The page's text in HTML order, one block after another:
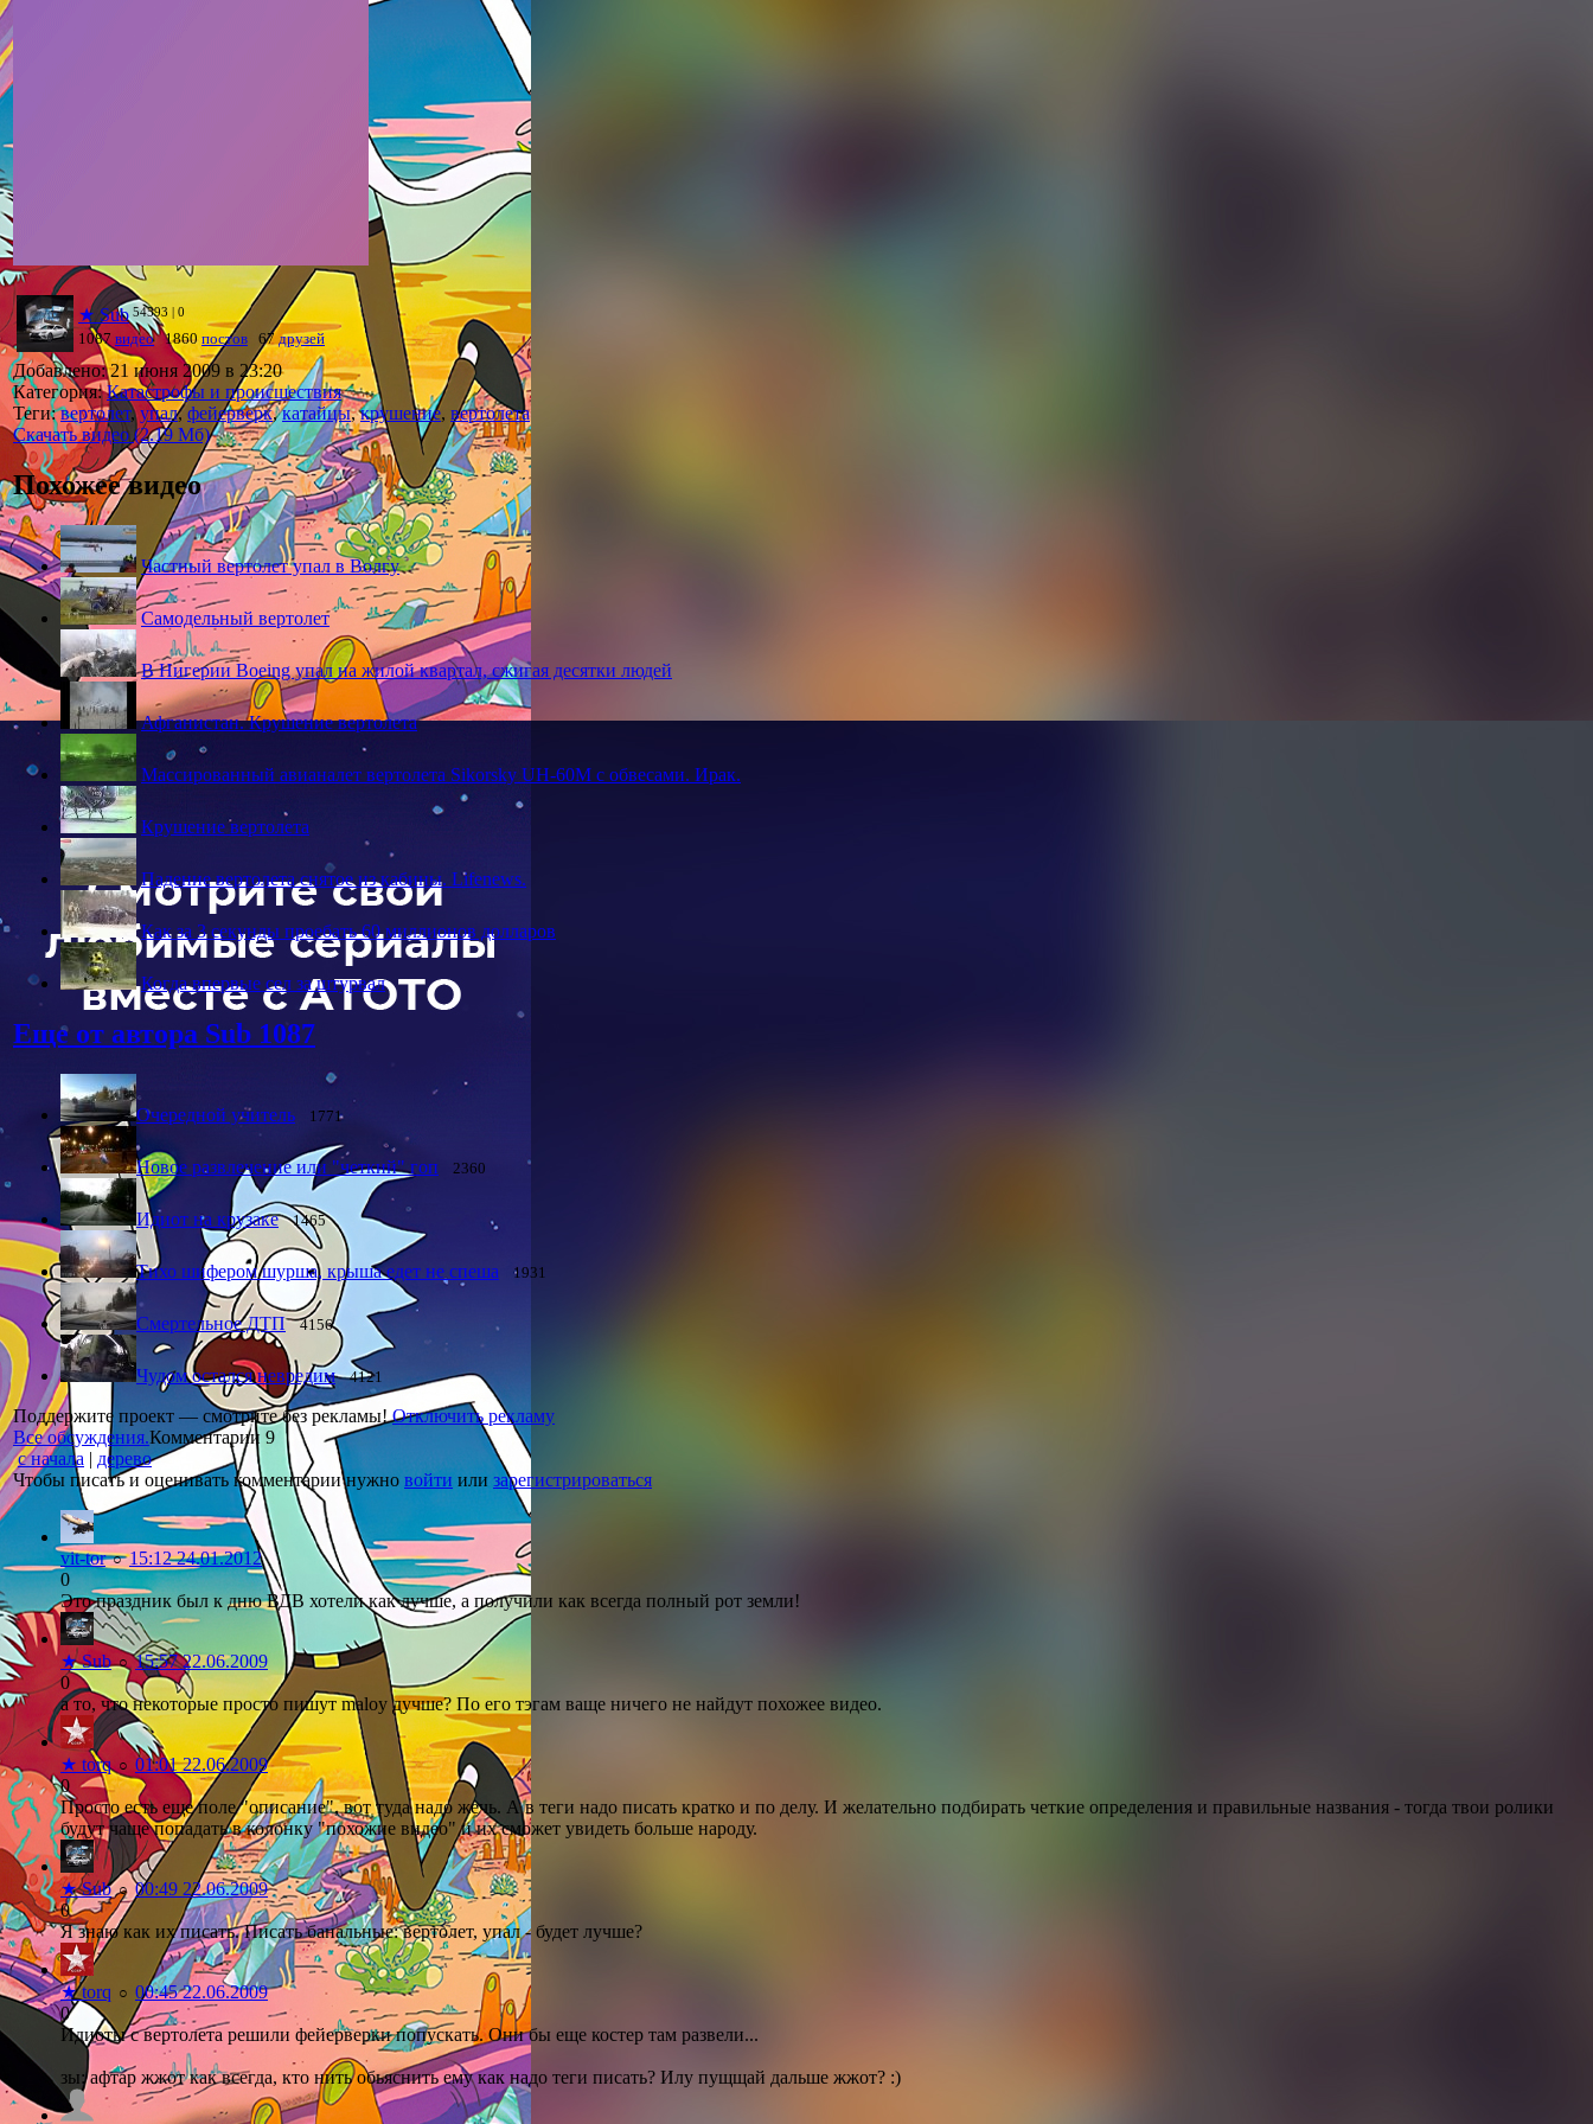
★ Sub 54593 | 0
1087 видео1860постов 67 друзей
Добавлено: 21 июня 2009 в 23:20
Категория: Катастрофы и происшествия
Теги: вертолет,упал,фейерверк,катайцы,крушение, вертолета
Скачать видео (2.19 Мб)
Похожее видео
Частный вертолет упал в Волгу
Самодельный вертолет
В Нигерии Boeing упал на жилой квартал, сжигая десятки людей
Афганистан. Крушение вертолета
Массированный авианалет вертолета Sikorsky UH-60M с обвесами. Ирак.
Крушение вертолета
Падение вертолета снятое из кабины. Lifenews.
Как за 3 секунды проебать 60 миллионов долларов
Когда впервые сел за штурвал
Еще от автора Sub 1087
Очередной учитель 1771
Новое развлечение или "четкий" гоп 2360
Идиот на крузаке 1465
Тихо шифером шурша, крыша едет не спеша 1931
Смертельное ДТП 4156
Чудом остался невредим 4121
Поддержите проект — смотрите без рекламы!Отключить рекламу
Все обсуждения.Комментарии 9
с начала | дерево
Чтобы писать и оценивать комментарии нужно войти или зарегистрироваться
vit-tor○15:12 24.01.2012
0
Это праздник был к дню ВДВ хотели как лучше, а получили как всегда полный рот земли!
★Sub○15:57 22.06.2009
0
а то, что некоторые просто пишут maloy дучше? По его тэгам ваще ничего не найдут похожее видео.
★ torq○ 01:01 22.06.2009
0
Просто есть еще поле "описание", вот туда надо жечь. А в теги надо писать кратко и по делу. И желательно подбирать четкие определения и правильные названия - тогда твои ролики
будут чаще попадать в колонку "похожие видео" и их сможет увидеть больше народу.
★Sub○00:49 22.06.2009
0
Я знаю как их писать. Писать банальные: вертолет, упал - будет лучше?
★torq ○ 00:45 22.06.2009
0
Идиоты с вертолета решили фейерверки попускать. Они бы еще костер там развели...
зы: афтар жжот как всегда, кто нить обьяснить ему как надо теги писать? Илу пущщай дальше жжот? :)